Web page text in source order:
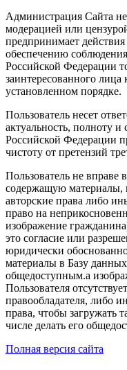
Администрация Сайта
модерацией или
предпринимает
обеспечению соблюдения
Российской Федерации
заинтересованного
установленном порядке.
Пользователь несет
актуальность, полноту и
Российской Федерации
чистоту от претензий
Пользователь не
содержащую материалы,
авторские права либо
право на
изображение
это согласие или
юридически
материалы в Базу
общедоступным.а
Пользователя
правообладателя, либо
права, чтобы загружать
числе делать его
Полная версия сайта